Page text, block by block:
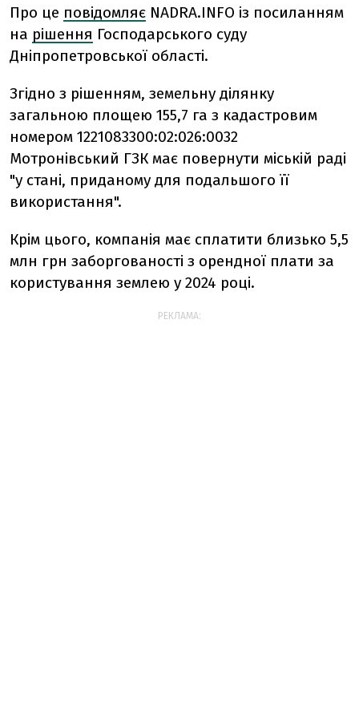
Про це повідомляє NADRA.INFO із посиланням
на рішення Господарського суду
Дніпропетровської області.
Згідно з рішенням, земельну ділянку
загальною площею 155,7 га з кадастровим
номером 1221083300:02:026:0032
Мотронівський ГЗК має повернути міській раді
"у стані, приданому для подальшого її
використання".
Крім цього, компанія має сплатити близько 5,5
млн грн заборгованості з орендної плати за
користування землею у 2024 році.
РЕКЛАМА: